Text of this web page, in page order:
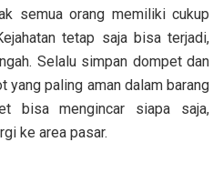
semua orang memiliki cukup
tetap saja bisa terjadi,
Selalu simpan dompet dan
yang paling aman dalam barang
bisa mengincar siapa saja,
ke area pasar.